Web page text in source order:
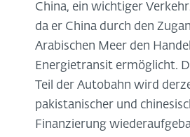
China, ein wichtiger
da er China durch den
Arabischen Meer den
Energietransit ermöglicht.
Teil der Autobahn wird
pakistanischer und
Finanzierung